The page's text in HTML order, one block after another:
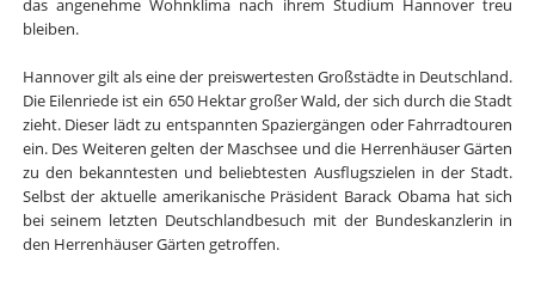
das angenehme Wohnklima nach ihrem Studium Hannover treu
bleiben.
Hannover gilt als eine der preiswertesten Großstädte in Deutschland.
Die Eilenriede ist ein 650 Hektar großer Wald, der sich durch die Stadt
zieht. Dieser lädt zu entspannten Spaziergängen oder Fahrradtouren
ein. Des Weiteren gelten der Maschsee und die Herrenhäuser Gärten
zu den bekanntesten und beliebtesten Ausflugszielen in der Stadt.
Selbst der aktuelle amerikanische Präsident Barack Obama hat sich
bei seinem letzten Deutschlandbesuch mit der Bundeskanzlerin in
den Herrenhäuser Gärten getroffen.